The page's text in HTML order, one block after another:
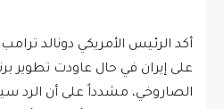
أكد الرئيس الأمريكي دونالد
على إيران في حال عاودت تطوير
الصاروخي، مشدداً على أن الرد